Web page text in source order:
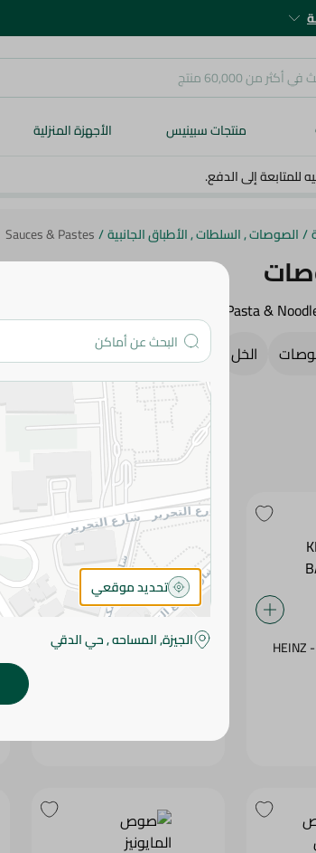
منتجات سبينيس الأجهزة المنزلية
/الصوصات , السلطات , الأطباق الجانبية/
Sauces & Pastes
Pasta &
الخل
HEINZ تكساس صوص من لافيدا ،
تحديد موقعي
الجيزة, المساحه , حي الدقي